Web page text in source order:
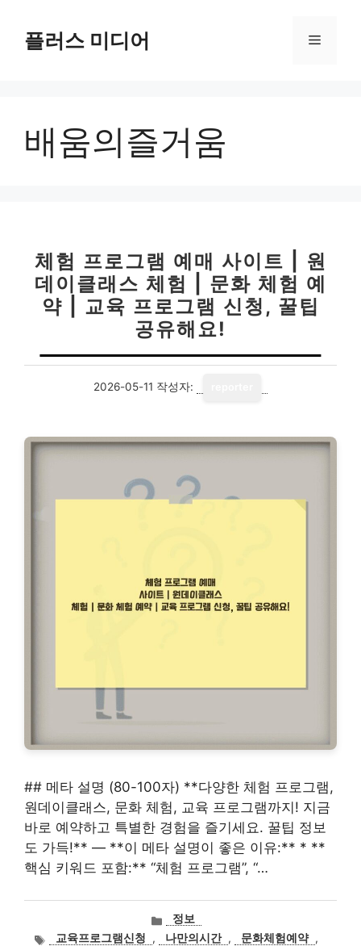
플러스 미디어 메
배움의즐거움
체험 프로그램 예매 사이트 | 원
데이클래스 체험 | 문화 체험 예
약 | 교육 프로그램 신청, 꿀팁
공유해요!
2026-05-11 작성자:
## 메타 설명 (80-100자) **다양한 체험 프로그램,
원데이클래스, 문화 체험, 교육 프로그램까지! 지금
바로 예약하고 특별한 경험을 즐기세요. 꿀팁 정보
도 가득!** — **이 메타 설명이 좋은 이유:** * **
핵심 키워드 포함:** “체험 프로그램”, “…
카
테
정보
태교육프로그램신청 , 나만의시간 , 문화체험예약 ,